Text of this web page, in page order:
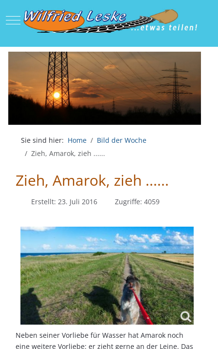
Mobile Menu Toggle
Sie sind hier: Home
Bild der Woche
Zieh, Amarok, zieh ......
Zieh, Amarok, zieh ......
Erstellt: 23. Juli 2016 Zugriffe: 4059
Neben seiner Vorliebe für Wasser hat Amarok noch
eine weitere Vorliebe: er zieht gerne an der Leine. Das